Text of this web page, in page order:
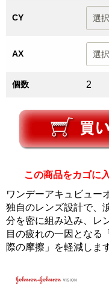
CY
AX
個数 2
この商品をカゴに
ワンデーアキュビュー
独自のレンズ設計で、
分を密に組み込み、レ
目の疲れの一因となる
際の摩擦」を軽減しま